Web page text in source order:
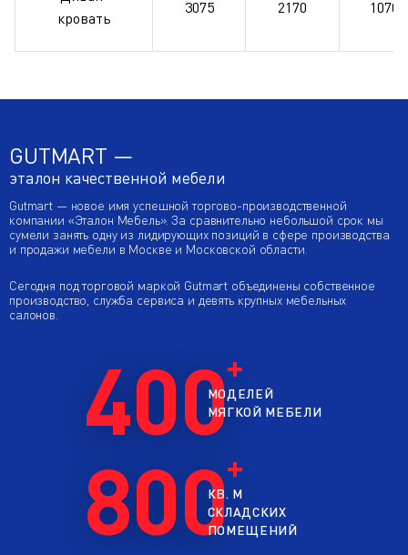
кровать
3075 2170 1070
GUTMART —
эталон качественной мебели
Gutmart — новое имя успешной торгово-производственной
компании «Эталон Мебель». За сравнительно небольшой срок мы
сумели занять одну из лидирующих позиций в сфере производства
и продажи мебели в Москве и Московской области.
Сегодня под торговой маркой Gutmart объединены собственное
производство, служба сервиса и девять крупных мебельных
салонов.
400МОДЕЛЕЙ
МЯГКОЙ МЕБЕЛИ
800
КВ. М
СКЛАДСКИХ
ПОМЕЩЕНИЙ